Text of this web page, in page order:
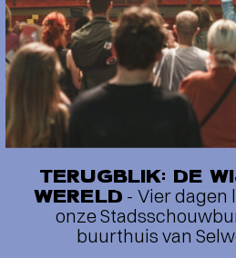
TERUGBLIK: DE
WERELD - Vier dagen
onze
buurthuis van